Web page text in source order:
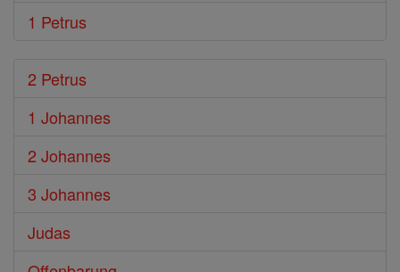
1 Petrus
2 Petrus
1 Johannes
2 Johannes
3 Johannes
Judas